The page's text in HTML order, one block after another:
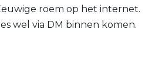
roem op het internet.
wel via DM binnen komen.